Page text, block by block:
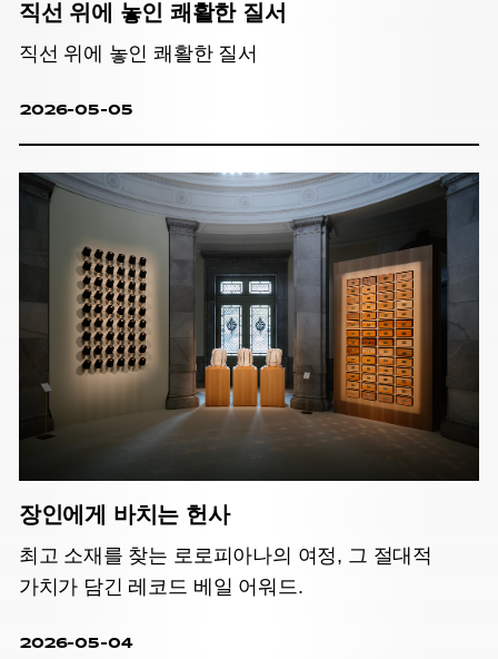
직선 위에 놓인 쾌활한 질서
직선 위에 놓인 쾌활한 질서
2026-05-05
장인에게 바치는 헌사
최고 소재를 찾는 로로피아나의 여정, 그 절대적
가치가 담긴 레코드 베일 어워드.
2026-05-04